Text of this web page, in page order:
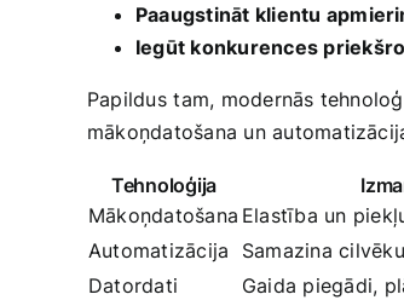
Paaugstināt klientu
Iegūt konkurences
Papildus⁣ tam,​ modernās
mākoņdatošana un
Tehnoloģija
Mākoņdatošana Elastība un
Automatizācija
Samazina
Datordati
Gaida piegādi,